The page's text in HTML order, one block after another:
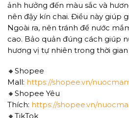
ảnh hưởng đến màu sắc và
nên đậy kín chai. Điều này giúp
Ngoài ra, nên tránh để nước
cao. Bảo quản đúng cách giúp
hương vị tự nhiên trong thời gian
🔸Shopee
Mall: https://shopee.vn/
🔸Shopee Yêu
Thích: https://shopee.vn/
🔸TikTok